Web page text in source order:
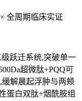
全周期临床实证
跃迁系统,突破单一
超微肽+PQQ可
解晨起浮肿与两颊
蛋白双肽+烟酰胺组